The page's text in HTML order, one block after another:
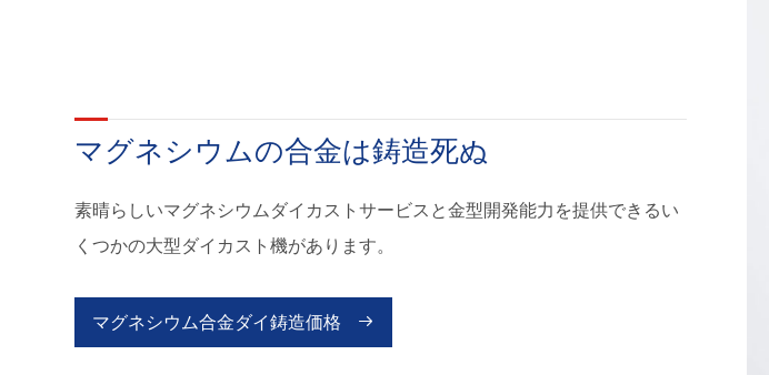
マグネシウムの合金は鋳造死ぬ
素晴らしいマグネシウムダイカストサービスと金型開発能力を提供できるい
くつかの大型ダイカスト機があります。
マグネシウム合金ダイ鋳造価格 